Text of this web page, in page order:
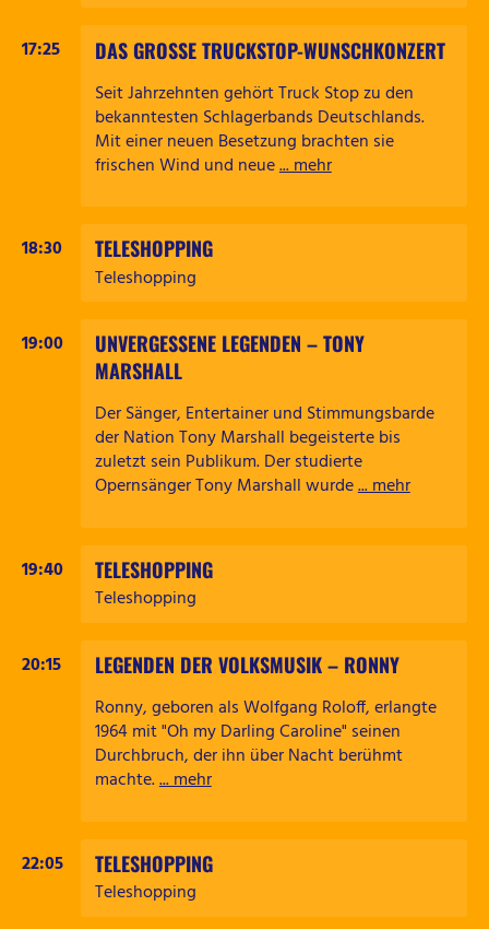
17:25
DAS GROSSE TRUCKSTOP-WUNSCHKONZERT
Seit Jahrzehnten gehört Truck Stop zu den
bekanntesten Schlagerbands Deutschlands.
Mit einer neuen Besetzung brachten sie
frischen Wind und neue... mehr
18:30
TELESHOPPING
Teleshopping
19:00
UNVERGESSENE LEGENDEN – TONY
MARSHALL
Der Sänger, Entertainer und Stimmungsbarde
der Nation Tony Marshall begeisterte bis
zuletzt sein Publikum. Der studierte
Opernsänger Tony Marshall wurde... mehr
19:40
TELESHOPPING
Teleshopping
20:15
LEGENDEN DER VOLKSMUSIK – RONNY
Ronny, geboren als Wolfgang Roloff, erlangte
1964 mit "Oh my Darling Caroline" seinen
Durchbruch, der ihn über Nacht berühmt
machte.... mehr
22:05
TELESHOPPING
Teleshopping